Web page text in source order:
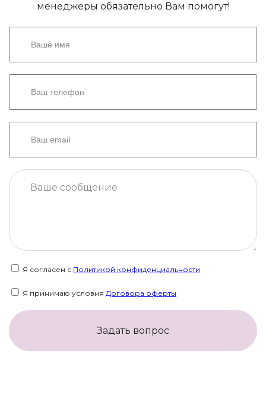
менеджеры обязательно Вам помогут!
Я согласен с Политикой конфиденциальности
Я принимаю условия Договора оферты
Задать вопрос